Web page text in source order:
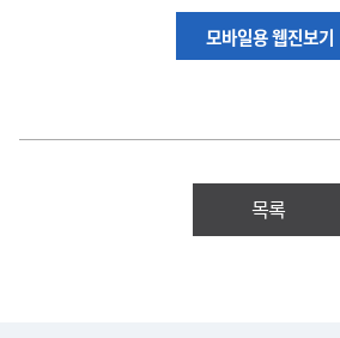
모바일용 웹진보기
목록